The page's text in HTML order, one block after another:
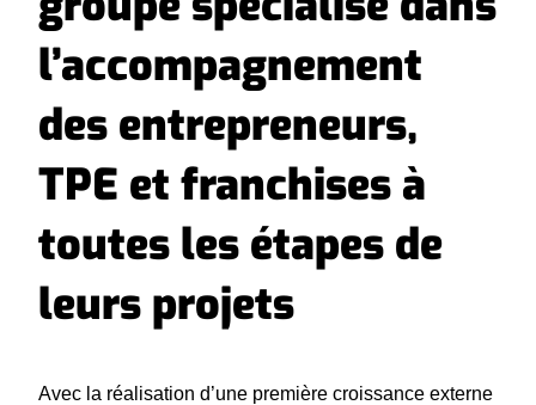
l’accompagnement
des entrepreneurs,
TPE et franchises à
toutes les étapes de
leurs projets
Avec la réalisation d’une première croissance externe